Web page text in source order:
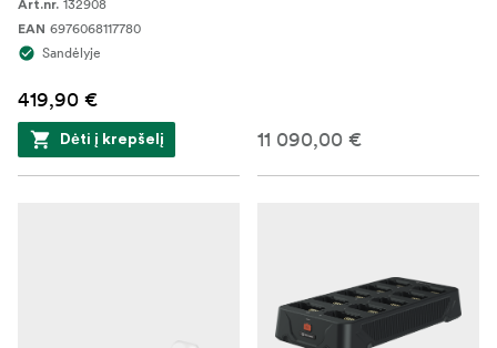
Art.nr. 132908
EAN 6976068117780
Sandėlyje
419,90 €
Dėti į krepšelį 11 090,00 €